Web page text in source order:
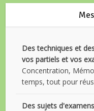
Des techniques et
vos partiels et vos
Concentration,
temps, tout pour
Des sujets